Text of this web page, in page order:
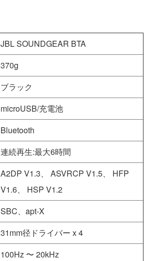
JBL SOUNDGEAR BTA
370g
ブラック
microUSB/充電池
Bluetooth
連続再生:最大6時間
A2DP V1.3、 ASVRCP V1.5、 HFP
V1.6、 HSP V1.2
SBC、apt-X
31mm径ドライバー x 4
100Hz 〜 20kHz